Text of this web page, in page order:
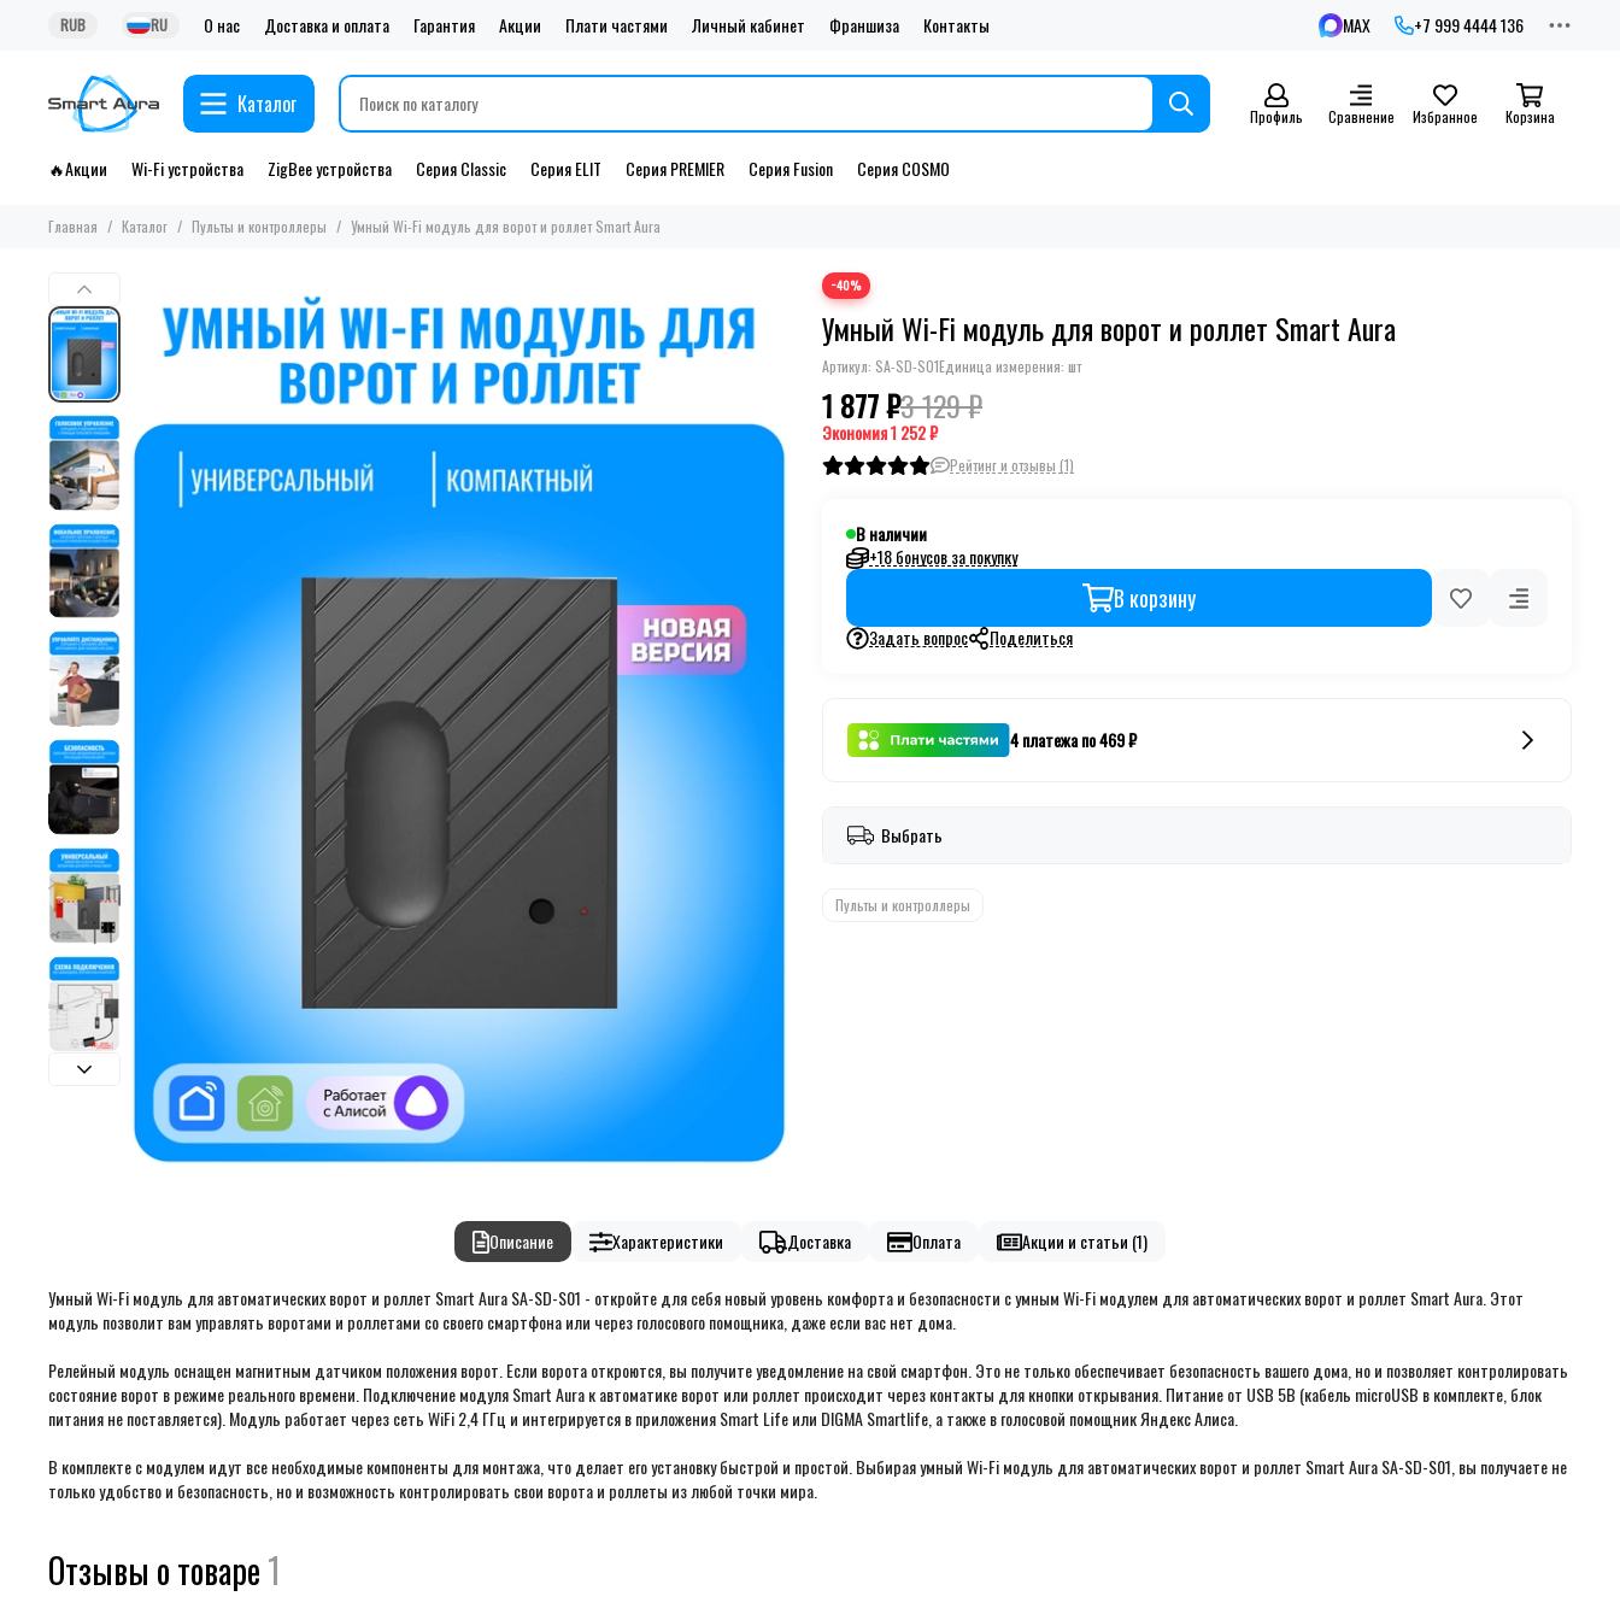
RUB RU О нас Доставка и оплата Гарантия Акции Плати частями Личный кабинет Франшиза Контакты MAX +7 999 4444 136
Каталог Профиль Сравнение Избранное Корзина
🔥Акции Wi-Fi устройства ZigBee устройства Серия Classic Серия ELIT Серия PREMIER Серия Fusion Серия COSMO
Главная Каталог Пульты и контроллеры Умный Wi-Fi модуль для ворот и роллет Smart Aura
−40%
Умный Wi-Fi модуль для ворот и роллет Smart Aura
Артикул: SA-SD-S01Единица измерения: шт
1 877 ₽3 129 ₽
Экономия1 252 ₽
Рейтинг и отзывы (1)
В наличии
+18 бонусов за покупку
В корзину
Задать вопрос Поделиться
4 платежа по 469 ₽
Выбрать
Пульты и контроллеры
Описание Характеристики Доставка Оплата Акции и статьи (1)
Умный Wi-Fi модуль для автоматических ворот и роллет Smart Aura SA-SD-S01 - откройте для себя новый уровень комфорта и безопасности с умным Wi-Fi модулем для автоматических ворот и роллет Smart Aura. Этот
модуль позволит вам управлять воротами и роллетами со своего смартфона или через голосового помощника, даже если вас нет дома.
Релейный модуль оснащен магнитным датчиком положения ворот. Если ворота откроются, вы получите уведомление на свой смартфон. Это не только обеспечивает безопасность вашего дома, но и позволяет контролировать
состояние ворот в режиме реального времени. Подключение модуля Smart Aura к автоматике ворот или роллет происходит через контакты для кнопки открывания. Питание от USB 5В (кабель microUSB в комплекте, блок
питания не поставляется). Модуль работает через сеть WiFi 2,4 ГГц и интегрируется в приложения Smart Life или DIGMA Smartlife, а также в голосовой помощник Яндекс Алиса.
В комплекте с модулем идут все необходимые компоненты для монтажа, что делает его установку быстрой и простой. Выбирая умный Wi-Fi модуль для автоматических ворот и роллет Smart Aura SA-SD-S01, вы получаете не
только удобство и безопасность, но и возможность контролировать свои ворота и роллеты из любой точки мира.
Отзывы о товаре1